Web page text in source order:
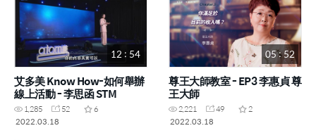
12 : 54
艾多美 Know How-如何舉辦
線上活動 - 李思函 STM
1,285 52
6
2022.03.18
05 : 52
尊王大師教室 - EP3 李惠貞 尊
王大師
2,221 49
2
2022.03.18